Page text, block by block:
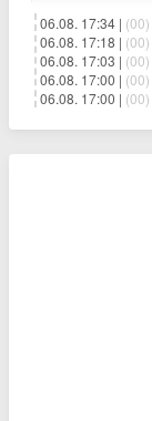
06.08. 17:34 | (00)
06.08. 17:18 | (00)
06.08. 17:03 | (00)
06.08. 17:00 | (00)
06.08. 17:00 | (00)